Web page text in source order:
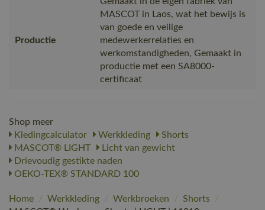
Productie
MASCOT in Laos, wat het bewijs is
van goede en veilige
medewerkerrelaties en
werkomstandigheden, Gemaakt in
productie met een SA8000-
certificaat
Shop meer
Kledingcalculator
Werkkleding
Shorts
MASCOT® LIGHT
Licht van gewicht
Drievoudig gestikte naden
OEKO-TEX® STANDARD 100
Home / Werkkleding / Werkbroeken / Shorts
/